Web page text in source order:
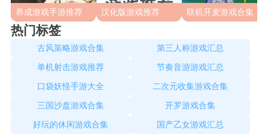
养成游戏手游推荐 汉化版游戏推荐 联机开麦游戏合集
热门标签
古风策略游戏合集
第三人称游戏汇总
单机射击游戏推荐
节奏音游游戏汇总
口袋妖怪手游大全
二次元收集游戏合集
三国沙盘游戏合集
开罗游戏合集
好玩的休闲游戏合集
国产乙女游戏汇总